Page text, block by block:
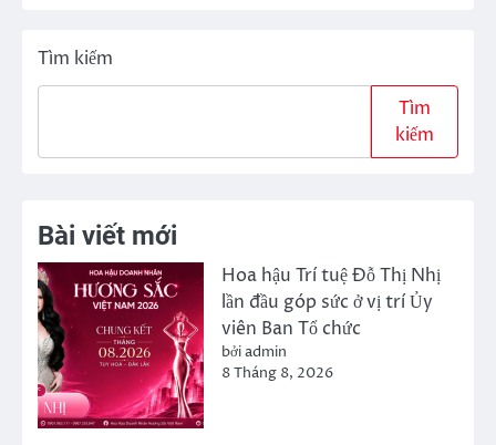
Tìm kiếm
Tìm
kiếm
Bài viết mới
Hoa hậu Trí tuệ Đỗ Thị Nhị
lần đầu góp sức ở vị trí Ủy
viên Ban Tổ chức
bởi admin
8 Tháng 8, 2026